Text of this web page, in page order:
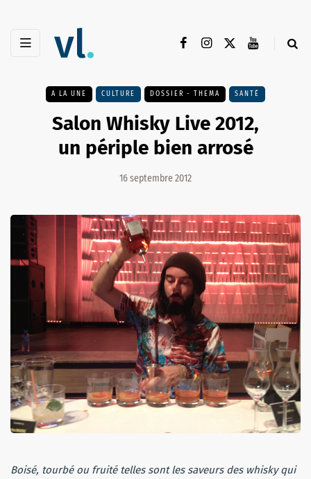
A LA UNE CULTURE DOSSIER - THEMA SANTÉ
Salon Whisky Live 2012,
un périple bien arrosé
16 septembre 2012
Boisé, tourbé ou fruité telles sont les saveurs des whisky qui